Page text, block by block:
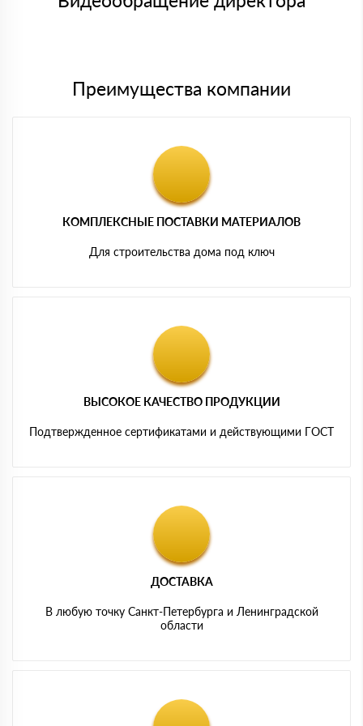
Преимущества компании
КОМПЛЕКСНЫЕ ПОСТАВКИ МАТЕРИАЛОВ
Для строительства дома под ключ
ВЫСОКОЕ КАЧЕСТВО ПРОДУКЦИИ
Подтвержденное сертификатами и действующими ГОСТ
ДОСТАВКА
В любую точку Санкт-Петербурга и Ленинградской
области